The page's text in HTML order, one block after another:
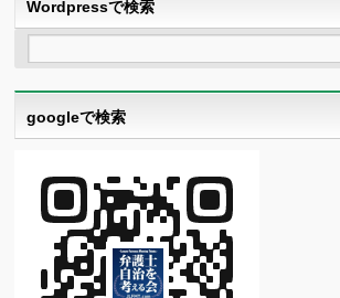
Wordpressで検索
googleで検索